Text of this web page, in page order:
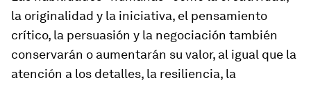
la originalidad y la iniciativa, el pensamiento
crítico, la persuasión y la negociación también
conservarán o aumentarán su valor, al igual que la
atención a los detalles, la resiliencia, la